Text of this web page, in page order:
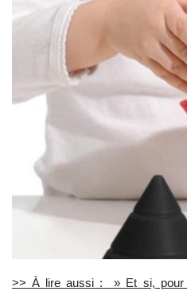
>> À lire aussi : » Et si, pour